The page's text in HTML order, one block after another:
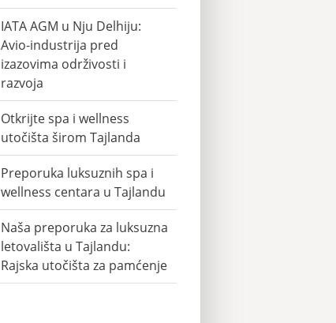
IATA AGM u Nju Delhiju:
Avio-industrija pred
izazovima održivosti i
razvoja
Otkrijte spa i wellness
utočišta širom Tajlanda
Preporuka luksuznih spa i
wellness centara u Tajlandu
Naša preporuka za luksuzna
letovališta u Tajlandu:
Rajska utočišta za pamćenje